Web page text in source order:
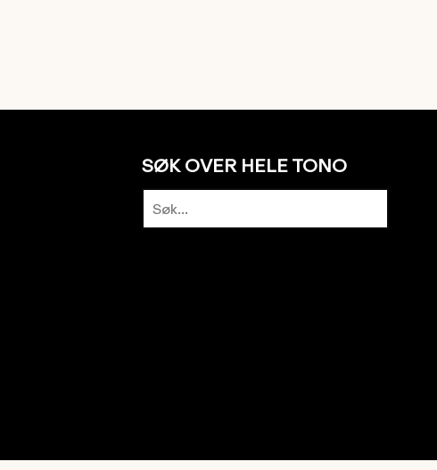
SØK OVER HELE TONO